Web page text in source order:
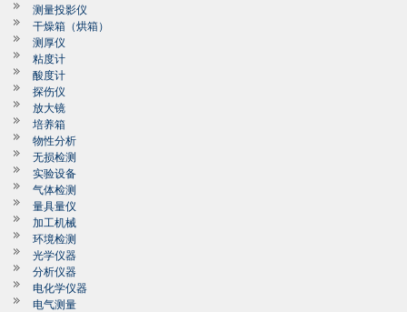
测量投影仪
干燥箱（烘箱）
测厚仪
粘度计
酸度计
探伤仪
放大镜
培养箱
物性分析
无损检测
实验设备
气体检测
量具量仪
加工机械
环境检测
光学仪器
分析仪器
电化学仪器
电气测量